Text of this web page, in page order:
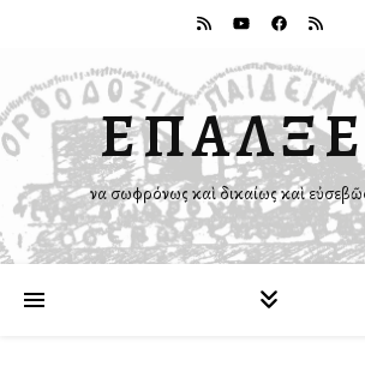
Ἵνα σωφρόνως καὶ δικαίως καὶ